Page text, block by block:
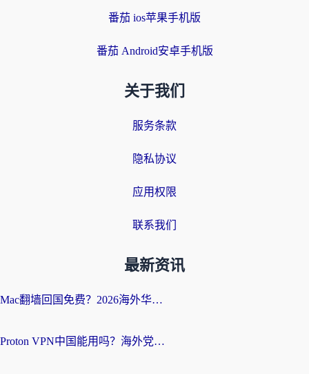
番茄 ios苹果手机版
番茄 Android安卓手机版
关于我们
服务条款
隐私协议
应用权限
联系我们
最新资讯
Mac翻墙回国免费？2026海外华人亲测：从CCTV5直播到国内APP，这样选加速器才靠谱
Proton VPN中国能用吗？海外党选回国加速器的避坑指南（附番茄加速器实测）